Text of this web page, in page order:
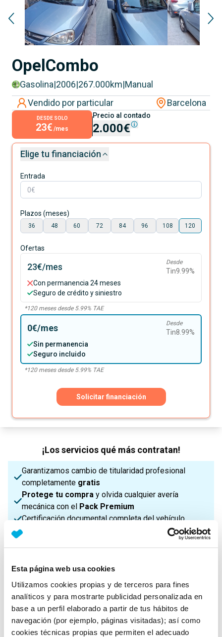
Esta página web usa cookies
Utilizamos cookies propias y de terceros para fines
analíticos y para mostrarte publicidad personalizada en
base a un perfil elaborado a partir de tus hábitos de
navegación (por ejemplo, páginas visitadas); así como
cookies técnicas propias que permiten el adecuado
OpelCombo
Gasolina|2006|267.000km|Manual
Vendido por particular
Barcelona
DESDE SOLO
23€ /mes
Precio al contado
2.000€
Elige tu financiación
Entrada
Plazos (meses)
36 48 60 72 84 96 108 120
Ofertas
23€/mes Desde
Tin9.99%
Con permanencia 24 meses
Seguro de crédito y siniestro
*120meses desde 5.99% TAE
0€/mes Desde
Tin8.99%
Sin permanencia
Seguro incluido
*120meses desde 5.99% TAE
Solicitar financiación
¡Los servicios qué más contratan!
Garantizamos cambio de titularidad profesional
completamente gratis
Protege tu compra y olvida cualquier avería
mecánica con el Pack Premium
Certificación documental completa del vehículo
Potencia
90 Cv
Procedencia
Nacional
IVA
No Deducible